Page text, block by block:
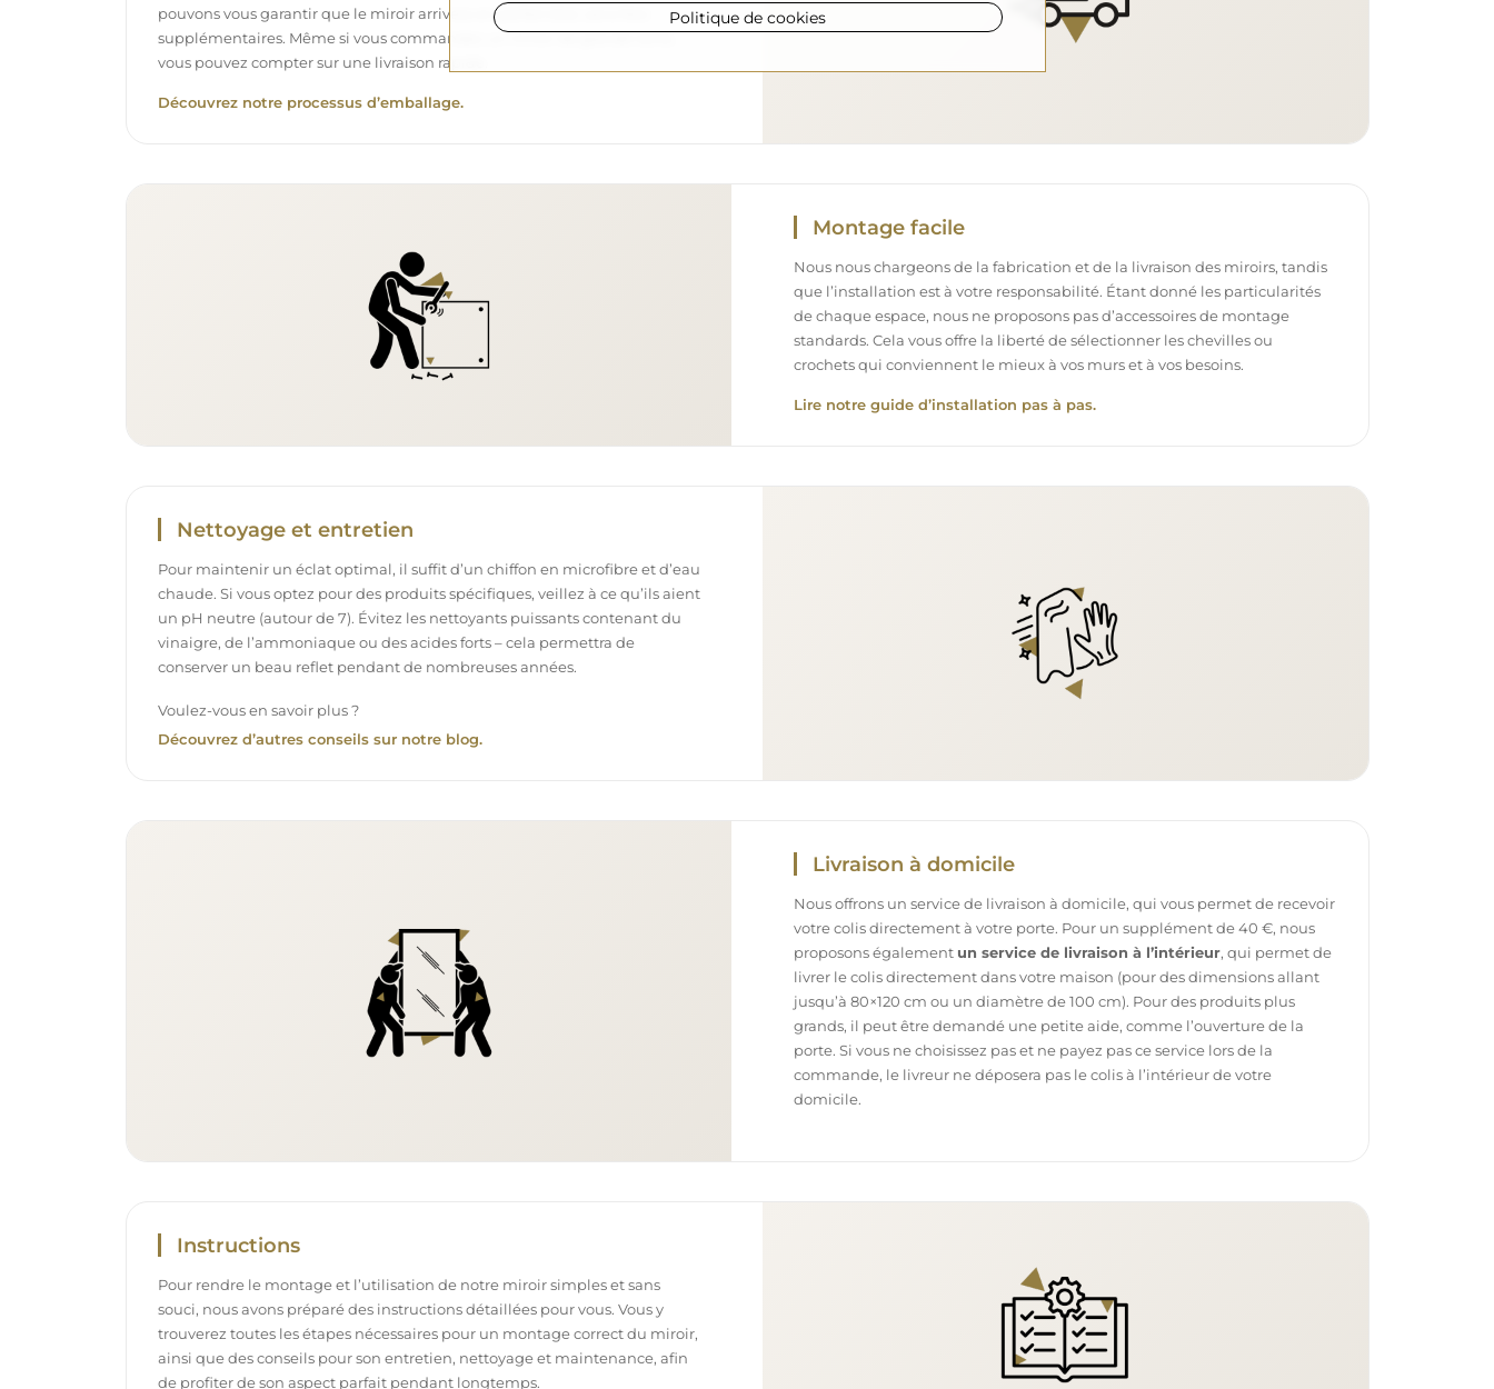
pouvons vous garantir que le miroir arrivera en parfait état, sans frais
supplémentaires. Même si vous commandez un miroir de grande taille,
vous pouvez compter sur une livraison rapide.
Découvrez notre processus d’emballage.
Montage facile
Nous nous chargeons de la fabrication et de la livraison des miroirs, tandis
que l’installation est à votre responsabilité. Étant donné les particularités
de chaque espace, nous ne proposons pas d’accessoires de montage
standards. Cela vous offre la liberté de sélectionner les chevilles ou
crochets qui conviennent le mieux à vos murs et à vos besoins.
Lire notre guide d’installation pas à pas.
Nettoyage et entretien
Pour maintenir un éclat optimal, il suffit d’un chiffon en microfibre et d’eau
chaude. Si vous optez pour des produits spécifiques, veillez à ce qu’ils aient
un pH neutre (autour de 7). Évitez les nettoyants puissants contenant du
vinaigre, de l’ammoniaque ou des acides forts – cela permettra de
conserver un beau reflet pendant de nombreuses années.
Voulez-vous en savoir plus ?
Découvrez d’autres conseils sur notre blog.
Livraison à domicile
Nous offrons un service de livraison à domicile, qui vous permet de recevoir
votre colis directement à votre porte. Pour un supplément de 40 €, nous
proposons également un service de livraison à l’intérieur, qui permet de
livrer le colis directement dans votre maison (pour des dimensions allant
jusqu’à 80×120 cm ou un diamètre de 100 cm). Pour des produits plus
grands, il peut être demandé une petite aide, comme l’ouverture de la
porte. Si vous ne choisissez pas et ne payez pas ce service lors de la
commande, le livreur ne déposera pas le colis à l’intérieur de votre
domicile.
Instructions
Pour rendre le montage et l’utilisation de notre miroir simples et sans
souci, nous avons préparé des instructions détaillées pour vous. Vous y
trouverez toutes les étapes nécessaires pour un montage correct du miroir,
ainsi que des conseils pour son entretien, nettoyage et maintenance, afin
de profiter de son aspect parfait pendant longtemps.
Politique de cookies